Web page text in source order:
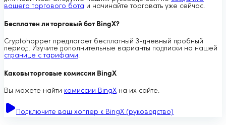
вашего торгового бота и начинайте торговать уже сейчас.
Бесплатен ли торговый бот BingX?
Cryptohopper предлагает бесплатный 3-дневный пробный
период. Изучите дополнительные варианты подписки на нашей
странице с тарифами.
Каковы торговые комиссии BingX
Вы можете найти комиссии BingX на их сайте.
Подключите ваш хоппер к BingX (руководство)